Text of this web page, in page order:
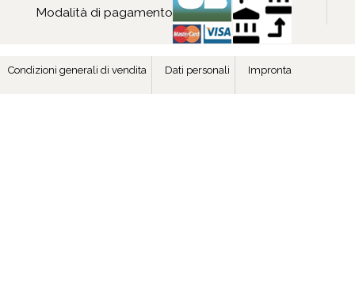
Modalità di pagamento
Condizioni generali di vendita Dati personali Impronta